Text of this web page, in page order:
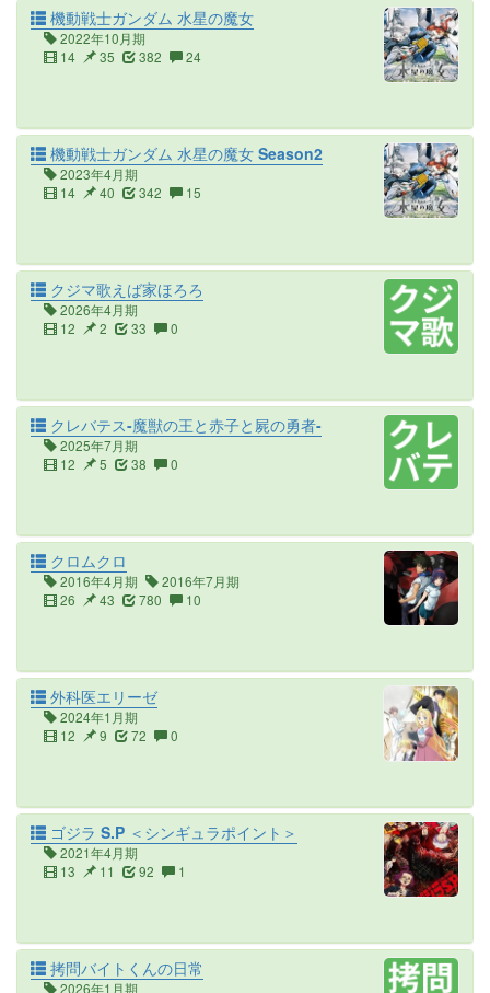
機動戦士ガンダム 水星の魔女
2022年10月期
14
35 382 24
機動戦士ガンダム 水星の魔女 Season2
2023年4月期
14
40 342 15
クジマ歌えば家ほろろ
2026年4月期
12
2 33 0
クレバテス-魔獣の王と赤子と屍の勇者-
2025年7月期
12
5 38 0
クロムクロ
2016年4月期
2016年7月期
26
43 780 10
外科医エリーゼ
2024年1月期
12
9 72 0
ゴジラ S.P ＜シンギュラポイント＞
2021年4月期
13
11 92 1
拷問バイトくんの日常
2026年1月期